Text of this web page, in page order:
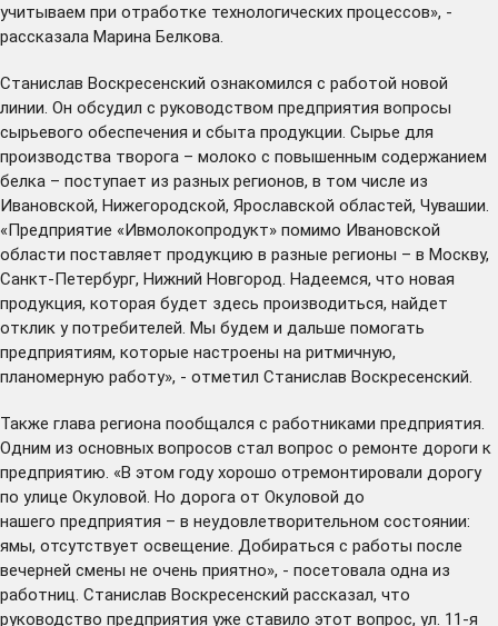
учитываем при отработке технологических процессов», -
рассказала Марина Белкова.
Станислав Воскресенский ознакомился с работой новой
линии. Он обсудил с руководством предприятия вопросы
сырьевого обеспечения и сбыта продукции. Сырье для
производства творога – молоко с повышенным содержанием
белка – поступает из разных регионов, в том числе из
Ивановской, Нижегородской, Ярославской областей, Чувашии.
«Предприятие «Ивмолокопродукт» помимо Ивановской
области поставляет продукцию в разные регионы – в Москву,
Санкт-Петербург, Нижний Новгород. Надеемся, что новая
продукция, которая будет здесь производиться, найдет
отклик у потребителей. Мы будем и дальше помогать
предприятиям, которые настроены на ритмичную,
планомерную работу», - отметил Станислав Воскресенский.
Также глава региона пообщался с работниками предприятия.
Одним из основных вопросов стал вопрос о ремонте дороги к
предприятию. «В этом году хорошо отремонтировали дорогу
по улице Окуловой. Но дорога от Окуловой до
нашего предприятия – в неудовлетворительном состоянии:
ямы, отсутствует освещение. Добираться с работы после
вечерней смены не очень приятно», - посетовала одна из
работниц. Станислав Воскресенский рассказал, что
руководство предприятия уже ставило этот вопрос, ул. 11-я